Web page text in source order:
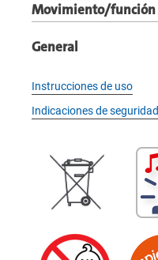
Movimiento/función
General
Instrucciones de uso
Indicaciones de seguridad